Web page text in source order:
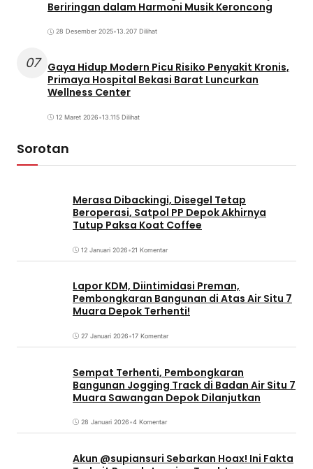
Beriringan dalam Harmoni Musik Keroncong
28 Desember 2025•13.207 Dilihat
07
Gaya Hidup Modern Picu Risiko Penyakit Kronis,
Primaya Hospital Bekasi Barat Luncurkan
Wellness Center
12 Maret 2026•13.115 Dilihat
Sorotan
Merasa Dibackingi, Disegel Tetap
Beroperasi, Satpol PP Depok Akhirnya
Tutup Paksa Koat Coffee
12 Januari 2026•21 Komentar
Lapor KDM, Diintimidasi Preman,
Pembongkaran Bangunan di Atas Air Situ 7
Muara Depok Terhenti!
27 Januari 2026•17 Komentar
Sempat Terhenti, Pembongkaran
Bangunan Jogging Track di Badan Air Situ 7
Muara Sawangan Depok Dilanjutkan
28 Januari 2026•4 Komentar
Akun @supiansuri Sebarkan Hoax! Ini Fakta